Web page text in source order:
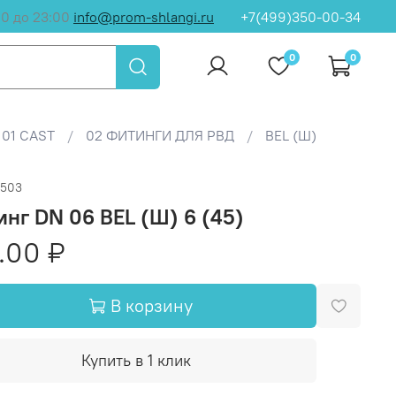
до 23:00 info@prom-shlangi.ru +7(499)350-00-34
0 0
01 CAST 02 ФИТИНГИ ДЛЯ РВД BEL (Ш)
DN 06 BEL (Ш) 6 (45)
₽
В корзину
Купить в 1 клик